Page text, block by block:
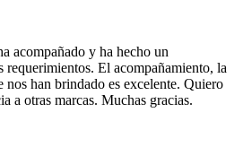
acompañado y ha hecho un
requerimientos. El acompañamiento, la
nos han brindado es excelente. Quiero
a otras marcas. Muchas gracias.